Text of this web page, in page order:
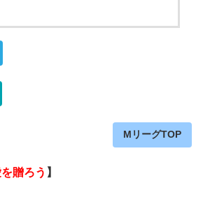
MリーグTOP
贈ろう 】